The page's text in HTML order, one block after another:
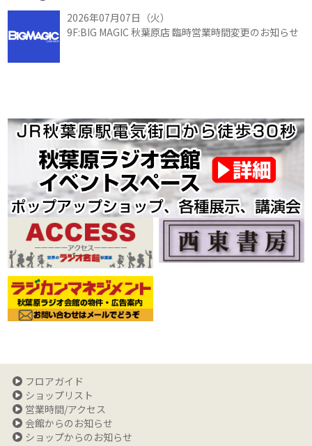
2026年07月07日（火）
9F:BIG MAGIC 秋葉原店 臨時営業時間変更のお知らせ
フロアガイド
ショップリスト
営業時間/アクセス
会館からのお知らせ
ショップからのお知らせ